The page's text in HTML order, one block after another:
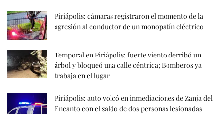
Piriápolis: cámaras registraron el momento de la
agresión al conductor de un monopatín eléctrico
Temporal en Piriápolis: fuerte viento derribó un
árbol y bloqueó una calle céntrica; Bomberos ya
trabaja en el lugar
Piriápolis: auto volcó en inmediaciones de Zanja del
Encanto con el saldo de dos personas lesionadas